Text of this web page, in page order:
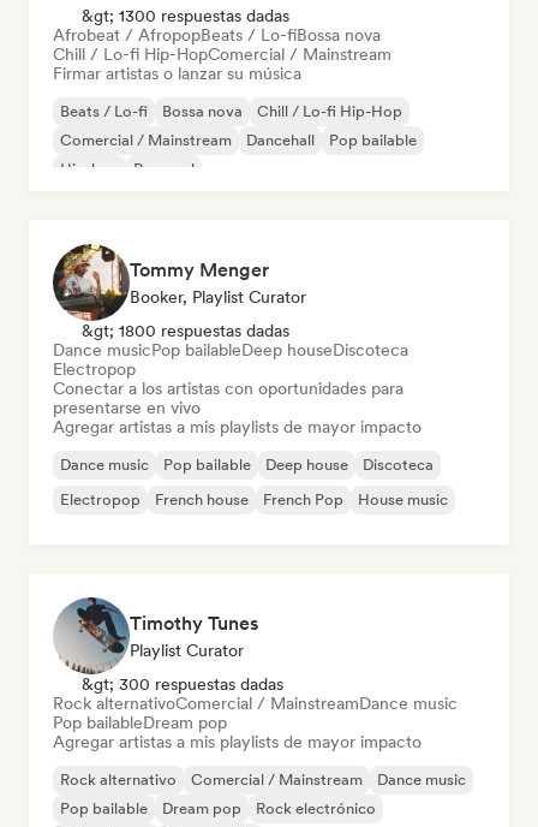
&gt; 1300 respuestas dadas
Afrobeat / AfropopBeats / Lo-fiBossa nova
Chill / Lo-fi Hip-HopComercial / Mainstream
Firmar artistas o lanzar su música
Beats / Lo-fi Bossa nova
Chill / Lo-fi Hip-Hop
Comercial / Mainstream
Dancehall
Pop bailable
Hip-hop
Pop soul
Tommy Menger
Booker, Playlist Curator
&gt; 1800 respuestas dadas
Dance musicPop bailableDeep houseDiscoteca
Electropop
Conectar a los artistas con oportunidades para
presentarse en vivo
Agregar artistas a mis playlists de mayor impacto
Dance music Pop bailable Deep house
Discoteca
Electropop
French house French Pop House music
Timothy Tunes
Playlist Curator
&gt; 300 respuestas dadas
Rock alternativoComercial / MainstreamDance music
Pop bailableDream pop
Agregar artistas a mis playlists de mayor impacto
Rock alternativo Comercial / Mainstream
Dance music
Pop bailable
Dream pop
Rock electrónico